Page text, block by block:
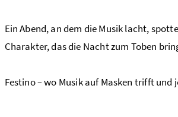
Ein Abend, an dem die Musik lacht,
Charakter, das die Nacht zum Toben
Festino–wo Musik auf Masken trifft und